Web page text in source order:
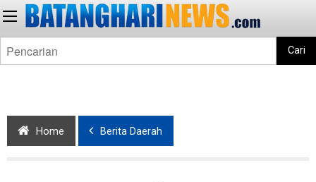
Cari
Home Berita Daerah